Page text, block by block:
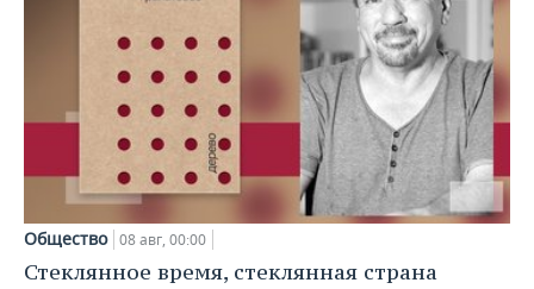
Общество 08 авг, 00:00
Стеклянное время, стеклянная страна